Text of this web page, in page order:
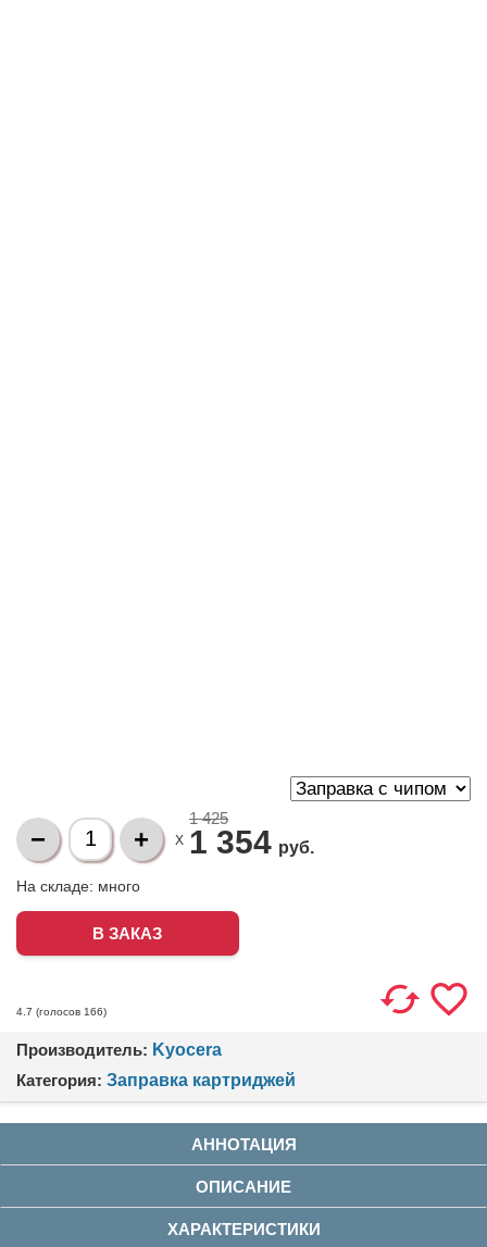
X
1 425
1 354 руб.
На складе: много
4.7 (голосов 166)
Производитель: Kyocera
Категория: Заправка картриджей
АННОТАЦИЯ
ОПИСАНИЕ
ХАРАКТЕРИСТИКИ